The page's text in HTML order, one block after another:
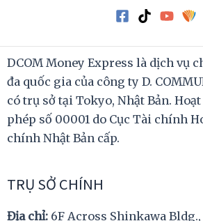
DCOM Money Express là dịch vụ
đa quốc gia của công ty D.
có trụ sở tại Tokyo, Nhật Bản.
phép số 00001 do Cục Tài chính
chính Nhật Bản cấp.
TRỤ SỞ CHÍNH
Địa chỉ: 6F Across Shinkawa